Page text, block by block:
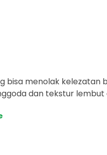
bisa menolak kelezatan
dan tekstur lembut